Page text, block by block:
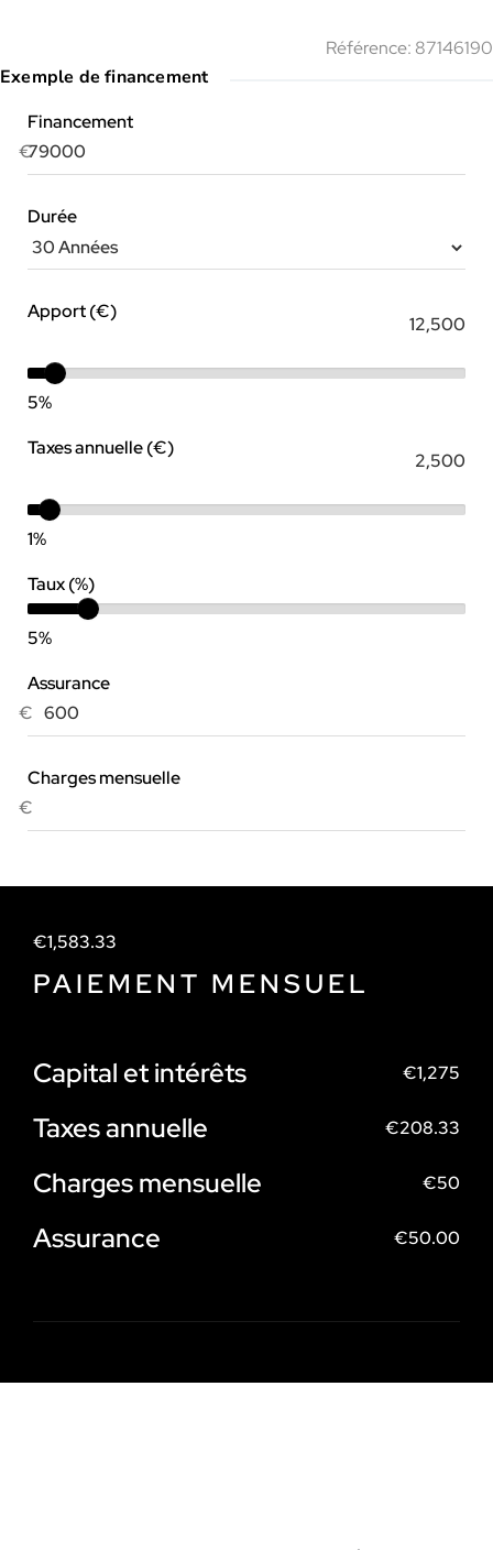
Référence: 87146190
Exemple de financement
Financement
€
Durée
Apport (€)
5%
Taxes annuelle (€)
1%
Taux (%)
5%
Assurance
€
Charges mensuelle
€
€1,583.33
PAIEMENT MENSUEL
Capital et intérêts €1,275
Taxes annuelle €208.33
Charges mensuelle €50
Assurance €50.00